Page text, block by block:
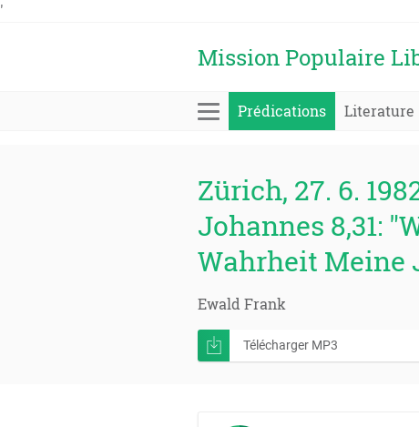
'
Mission Populaire
Prédications Literature
Zürich, 27. 6.
Johannes 8,31:
Wahrheit Meine
Ewald Frank
Télécharger MP3